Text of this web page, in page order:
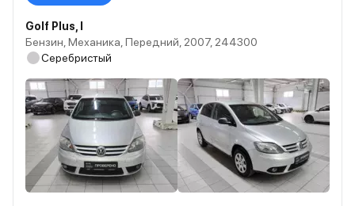
Golf Plus, I
Бензин, Механика, Передний, 2007, 244300
Серебристый